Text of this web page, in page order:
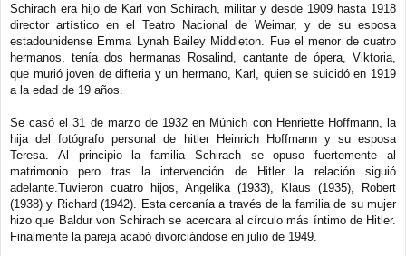
Schirach era hijo de Karl von Schirach, militar y desde 1909 hasta 1918
director artístico en el Teatro Nacional de Weimar, y de su esposa
estadounidense Emma Lynah Bailey Middleton. Fue el menor de cuatro
hermanos, tenía dos hermanas Rosalind, cantante de ópera, Viktoria,
que murió joven de difteria y un hermano, Karl, quien se suicidó en 1919
a la edad de 19 años.
Se casó el 31 de marzo de 1932 en Múnich con Henriette Hoffmann, la
hija del fotógrafo personal de hitler Heinrich Hoffmann y su esposa
Teresa. Al principio la familia Schirach se opuso fuertemente al
matrimonio pero tras la intervención de Hitler la relación siguió
adelante.Tuvieron cuatro hijos, Angelika (1933), Klaus (1935), Robert
(1938) y Richard (1942). Esta cercanía a través de la familia de su mujer
hizo que Baldur von Schirach se acercara al círculo más íntimo de Hitler.
Finalmente la pareja acabó divorciándose en julio de 1949.